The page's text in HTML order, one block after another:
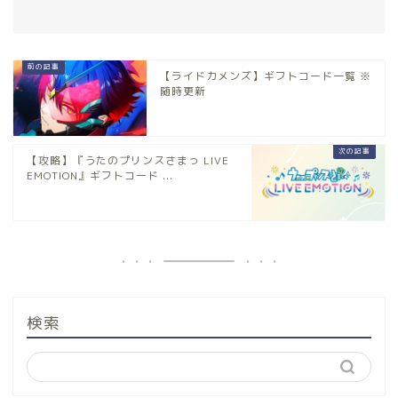
【ライドカメンズ】ギフトコード一覧 ※
随時更新
【攻略】『うたのプリンスさまっ LIVE
EMOTION』ギフトコード ...
検索